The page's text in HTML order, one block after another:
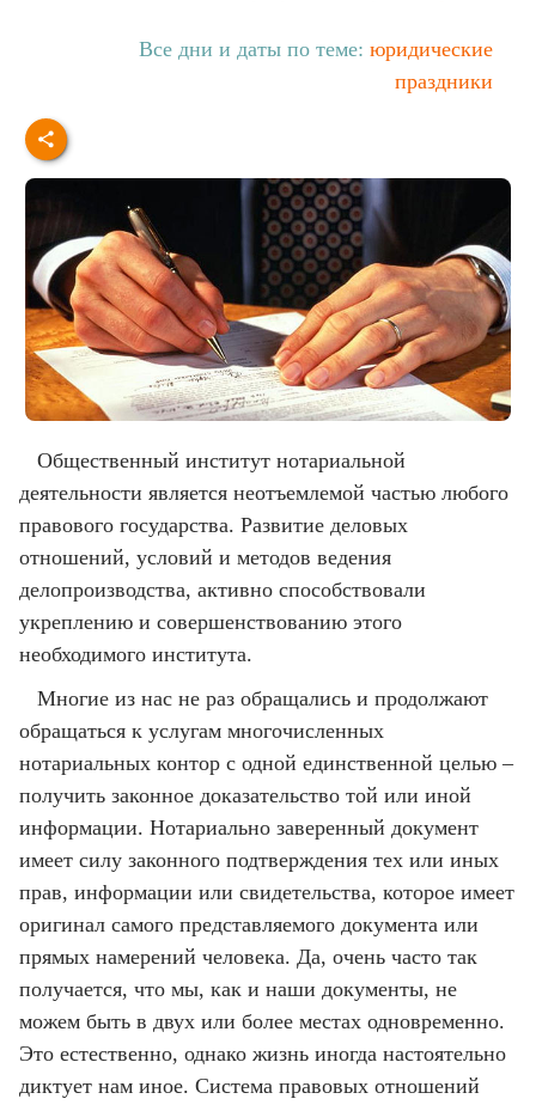
Все дни и даты по теме: юридические
праздники
Общественный институт нотариальной
деятельности является неотъемлемой частью любого
правового государства. Развитие деловых
отношений, условий и методов ведения
делопроизводства, активно способствовали
укреплению и совершенствованию этого
необходимого института.
Многие из нас не раз обращались и продолжают
обращаться к услугам многочисленных
нотариальных контор с одной единственной целью –
получить законное доказательство той или иной
информации. Нотариально заверенный документ
имеет силу законного подтверждения тех или иных
прав, информации или свидетельства, которое имеет
оригинал самого представляемого документа или
прямых намерений человека. Да, очень часто так
получается, что мы, как и наши документы, не
можем быть в двух или более местах одновременно.
Это естественно, однако жизнь иногда настоятельно
диктует нам иное. Система правовых отношений